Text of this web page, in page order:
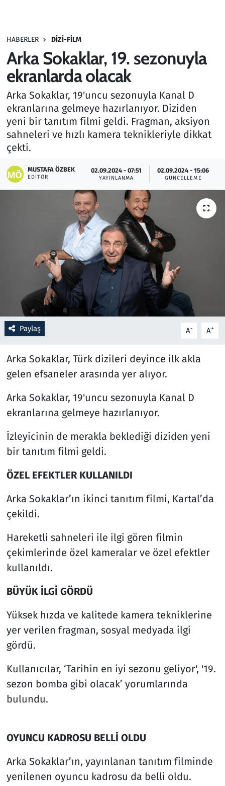
HABERLER DIZI-FILM
Arka Sokaklar, 19. sezonuyla
ekranlarda olacak
Arka Sokaklar, 19'uncu sezonuyla Kanal D
ekranlarına gelmeye hazırlanıyor. Diziden
yeni bir tanıtım filmi geldi. Fragman, aksiyon
sahneleri ve hızlı kamera teknikleriyle dikkat
çekti.
MUSTAFA ÖZBEK
EDITÖR
02.09.2024 - 07:51
YAYINLANMA
02.09.2024 - 15:06
GÜNCELLEME
Paylaş A- A+
Arka Sokaklar, Türk dizileri deyince ilk akla
gelen efsaneler arasında yer alıyor.
Arka Sokaklar, 19'uncu sezonuyla Kanal D
ekranlarına gelmeye hazırlanıyor.
İzleyicinin de merakla beklediği diziden yeni
bir tanıtım filmi geldi.
ÖZEL EFEKTLER KULLANILDI
Arka Sokaklar’ın ikinci tanıtım filmi, Kartal’da
çekildi.
Hareketli sahneleri ile ilgi gören filmin
çekimlerinde özel kameralar ve özel efektler
kullanıldı.
BÜYÜK İLGİ GÖRDÜ
Yüksek hızda ve kalitede kamera tekniklerine
yer verilen fragman, sosyal medyada ilgi
gördü.
Kullanıcılar, ‘Tarihin en iyi sezonu geliyor', '19.
sezon bomba gibi olacak’ yorumlarında
bulundu.
OYUNCU KADROSU BELLİ OLDU
Arka Sokaklar’ın, yayınlanan tanıtım filminde
yenilenen oyuncu kadrosu da belli oldu.
Haber
Kültür Sanat
Kurumsal Haberler
Lezzet Durağı
Memur ve Kamu
Otomobil
Resmi İlanlar
Rüya Tabirleri
Sağlık
Savunma Sanayi
Spor
Teknoloji ve Bilim